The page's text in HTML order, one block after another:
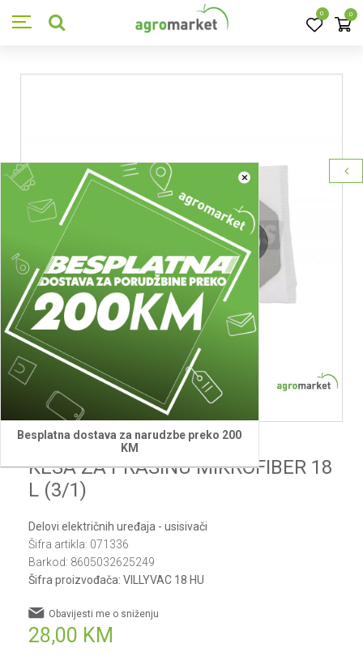
0 0
×
Besplatna dostava za narudzbe preko 200
KM
Villager
KESA ZA PRASINU MIKROFIBER 18
L (3/1)
Delovi električnih uređaja - usisivači
Šifra artikla: 071336
Barkod: 8605032625249
Šifra proizvođača: VILLYVAC 18 HU
28,00 KM
Obavijesti me o sniženju